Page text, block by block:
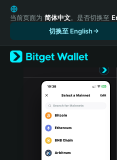
English
日本語
Русский
Español (Latinoamérica)
Türkçe
Português (Portugal)
Bahasa Indonesia
当前页面为 简体中文。是否切换至
切换至 English